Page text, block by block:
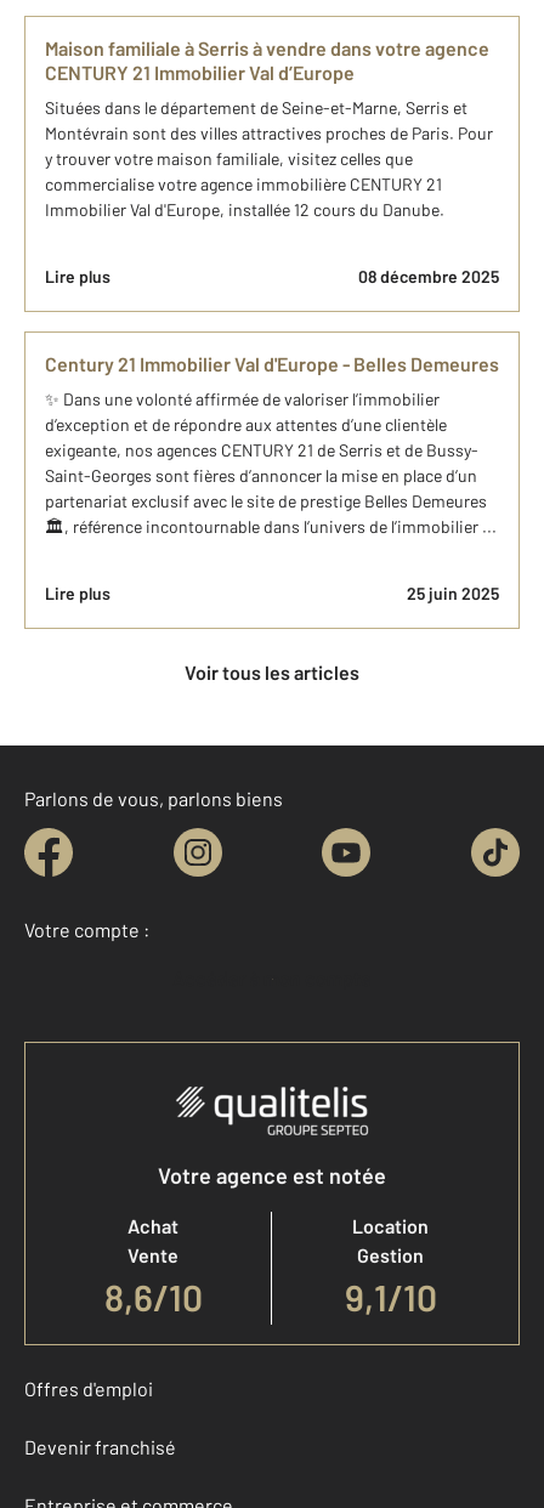
Maison familiale à Serris à vendre dans votre agence
CENTURY 21 Immobilier Val d’Europe
Situées dans le département de Seine-et-Marne, Serris et
Montévrain sont des villes attractives proches de Paris. Pour
y trouver votre maison familiale, visitez celles que
commercialise votre agence immobilière CENTURY 21
Immobilier Val d'Europe, installée 12 cours du Danube.
Lire plus 08 décembre 2025
Century 21 Immobilier Val d'Europe - Belles Demeures
✨ Dans une volonté affirmée de valoriser l’immobilier
d’exception et de répondre aux attentes d’une clientèle
exigeante, nos agences CENTURY 21 de Serris et de Bussy-
Saint-Georges sont fières d’annoncer la mise en place d’un
partenariat exclusif avec le site de prestige Belles Demeures
🏛️, référence incontournable dans l’univers de l’immobilier ...
Lire plus 25 juin 2025
Voir tous les articles
Parlons de vous, parlons biens
Votre compte :
Accéder à mon compte
Votre agence est notée
Achat
Vente
8,6/10
Location
Gestion
9,1/10
Offres d'emploi
Devenir franchisé